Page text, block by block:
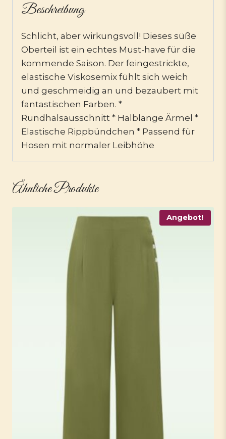
Beschreibung
Schlicht, aber wirkungsvoll! Dieses süße
Oberteil ist ein echtes Must-have für die
kommende Saison. Der feingestrickte,
elastische Viskosemix fühlt sich weich
und geschmeidig an und bezaubert mit
fantastischen Farben. *
Rundhalsausschnitt * Halblange Ärmel *
Elastische Rippbündchen * Passend für
Hosen mit normaler Leibhöhe
Ähnliche Produkte
Angebot!